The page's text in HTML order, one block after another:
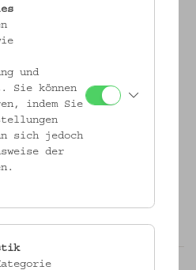
4 Jahren
der Autorin Isabella Farkasch
euch beim Rundgang
Volkskundemuseum Wien.
und
Sie können
indem Sie
sich jedoch
der